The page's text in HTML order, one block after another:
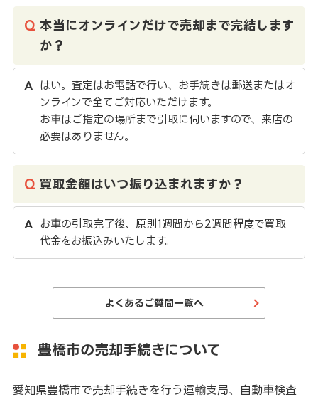
本当にオンラインだけで売却まで完結します
か？
はい。査定はお電話で行い、お手続きは郵送またはオ
ンラインで全てご対応いただけます。
お車はご指定の場所まで引取に伺いますので、来店の
必要はありません。
買取金額はいつ振り込まれますか？
お車の引取完了後、原則1週間から2週間程度で買取
代金をお振込みいたします。
よくあるご質問一覧へ
豊橋市の売却手続きについて
愛知県豊橋市で売却手続きを行う運輸支局、自動車検査